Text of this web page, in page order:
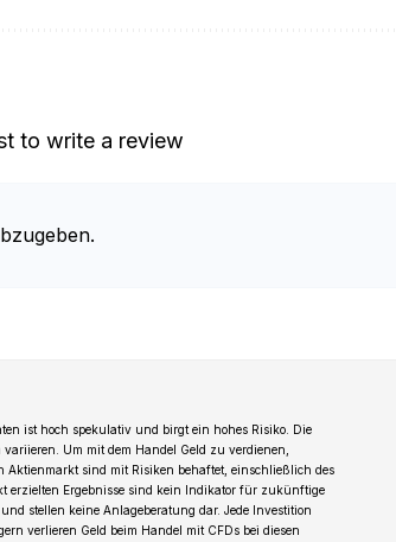
to write a review
ist hoch spekulativ und birgt ein hohes Risiko. Die
Um mit dem Handel Geld zu verdienen,
sind mit Risiken behaftet, einschließlich des
erzielten Ergebnisse sind kein Indikator für zukünftige
stellen keine Anlageberatung dar. Jede Investition
verlieren Geld beim Handel mit CFDs bei diesen